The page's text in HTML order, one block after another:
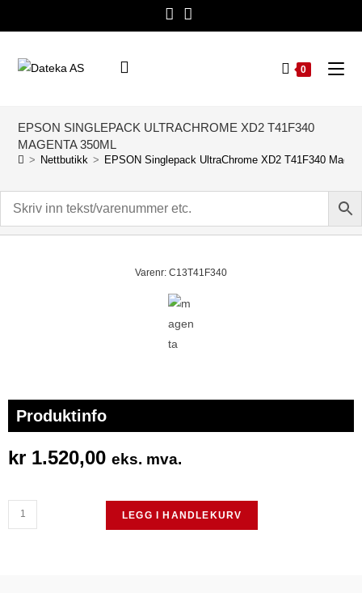
0
EPSON SINGLEPACK ULTRACHROME XD2 T41F340
MAGENTA 350ML
> Nettbutikk > EPSON Singlepack UltraChrome XD2 T41F340
Varenr: C13T41F340
Produktinfo
kr 1.520,00 eks. mva.
LEGG I HANDLEKURV